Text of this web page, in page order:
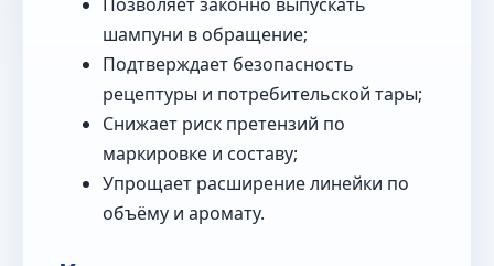
шампуни в обращение;
Подтверждает безопасность
рецептуры и потребительской тары;
Снижает риск претензий по
маркировке и составу;
Упрощает расширение линейки по
объёму и аромату.